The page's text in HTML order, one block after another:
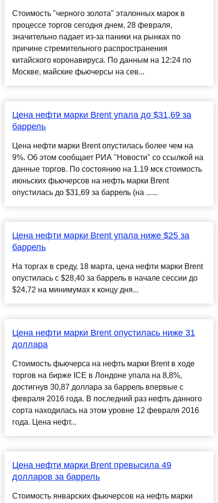
Стоимость "черного золота" эталонных марок в
процессе торгов сегодня днем, 28 февраля,
значительно падает из-за паники на рынках по
причине стремительного распространения
китайского коронавируса. По данным на 12:24 по
Москве, майские фьючерсы на сев...
Цена нефти марки Brent упала до $31,69 за
баррель
Цена нефти марки Brent опустилась более чем на
9%. Об этом сообщает РИА "Новости" со ссылкой на
данные торгов. По состоянию на 1.19 мск стоимость
июньских фьючерсов на нефть марки Brent
опустилась до $31,69 за баррель (на ......
Цена нефти марки Brent упала ниже $25 за
баррель
На торгах в среду, 18 марта, цена нефти марки Brent
опустилась с $28,40 за баррель в начале сессии до
$24,72 на минимумах к концу дня...
Цена нефти марки Brent опустилась ниже 31
доллара
Стоимость фьючерса на нефть марки Brent в ходе
торгов на бирже ICE в Лондоне упала на 8,8%,
достигнув 30,87 доллара за баррель впервые с
февраля 2016 года. В последний раз нефть данного
сорта находилась на этом уровне 12 февраля 2016
года. Цена нефт...
Цена нефти марки Brent превысила 49
долларов за баррель
Стоимость январских фьючерсов на нефть марки